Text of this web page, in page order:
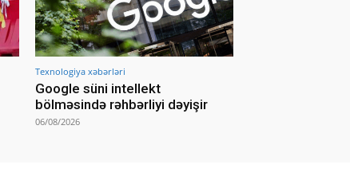
Texnologiya xəbərləri
Google süni intellekt
bölməsində rəhbərliyi dəyişir
06/08/2026